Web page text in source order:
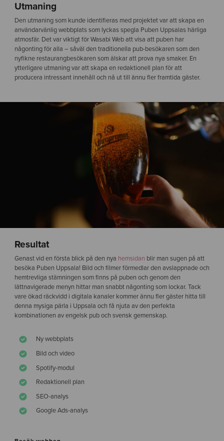
Utmaning
Den utmaning som kunde identifieras med projektet var att skapa en
användarvänlig webbplats som lyckas spegla Puben Uppsalas härliga
atmosfär. Det var viktigt för Wasabi Web att visa att puben har
någonting för alla – såväl den traditionella pub-besökaren som den
nyfikne restaurangbesökaren som älskar att prova nya smaker. En
ytterligare utmaning var att skapa en redaktionell plan för att
producera intressant innehåll och nå ut till ännu fler framtida gäster.
Resultat
Genast vid en första blick på den nya hemsidan blir man sugen på att
besöka Puben Uppsala! Bild och filmer förmedlar den avslappnade och
hemtrevliga stämningen som finns på puben och genom den
lättnavigerade menyn hittar man snabbt någonting som lockar. Tack
vare ökad räckvidd i digitala kanaler kommer ännu fler gäster hitta till
denna mysiga pärla i Uppsala och få njuta av den perfekta
kombinationen av engelsk pub och svensk gemenskap.
Ny webbplats
Bild och video
Spotify-modul
Redaktionell plan
SEO-analys
Google Ads-analys